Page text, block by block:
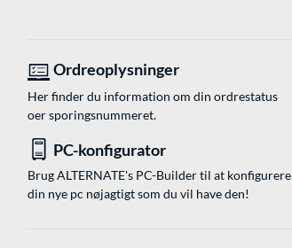
Ordreoplysninger
Her finder du information om din ordrestatus
oer sporingsnummeret.
PC-konfigurator
Brug ALTERNATE's PC-Builder til at konfigurere
din nye pc nøjagtigt som du vil have den!